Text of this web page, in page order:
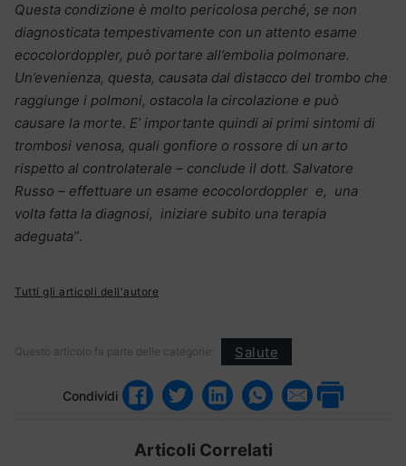
Questa condizione è molto pericolosa perché, se non
diagnosticata tempestivamente con un attento esame
ecocolordoppler, può portare all’embolia polmonare.
Un’evenienza, questa, causata dal distacco del trombo che
raggiunge i polmoni, ostacola la circolazione e può
causare la morte. E’ importante quindi ai primi sintomi di
trombosi venosa, quali gonfiore o rossore di un arto
rispetto al controlaterale – conclude il dott. Salvatore
Russo – effettuare un esame ecocolordoppler e, una
volta fatta la diagnosi, iniziare subito una terapia
adeguata”.
Tutti gli articoli dell'autore
Questo articolo fa parte delle categorie: Salute
Condividi
Articoli Correlati